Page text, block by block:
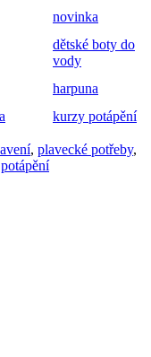
novinka
dětské boty do
vody
harpuna
kurzy potápění
, plavecké potřeby,
potápění